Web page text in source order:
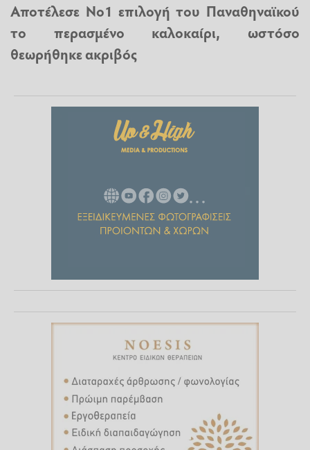
Αποτέλεσε Νο1 επιλογή του Παναθηναϊκού
το περασμένο καλοκαίρι, ωστόσο
θεωρήθηκε ακριβός